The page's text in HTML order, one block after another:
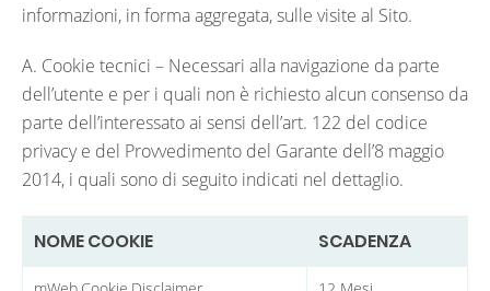
informazioni, in forma aggregata, sulle visite al Sito.
A. Cookie tecnici – Necessari alla navigazione da parte
dell’utente e per i quali non è richiesto alcun consenso da
parte dell’interessato ai sensi dell’art. 122 del codice
privacy e del Provvedimento del Garante dell’8 maggio
2014, i quali sono di seguito indicati nel dettaglio.
NOME COOKIE SCADENZA